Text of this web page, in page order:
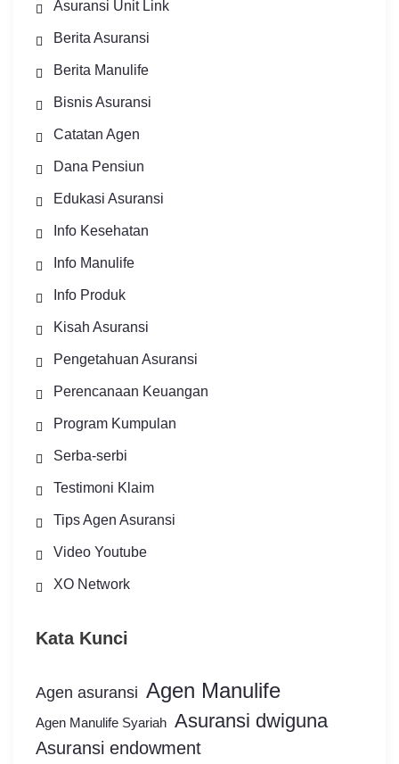
Asuransi Unit Link
Berita Asuransi
Berita Manulife
Bisnis Asuransi
Catatan Agen
Dana Pensiun
Edukasi Asuransi
Info Kesehatan
Info Manulife
Info Produk
Kisah Asuransi
Pengetahuan Asuransi
Perencanaan Keuangan
Program Kumpulan
Serba-serbi
Testimoni Klaim
Tips Agen Asuransi
Video Youtube
XO Network
Kata Kunci
Agen asuransi Agen Manulife
Agen Manulife Syariah Asuransi dwiguna
Asuransi endowment